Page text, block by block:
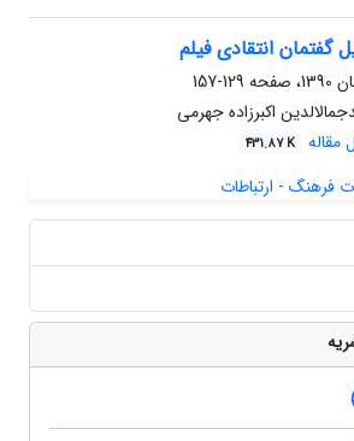
گفتمان انتقادی فیلم
129-157
اکبرزاده جهرمی
مقاله 431.87 K